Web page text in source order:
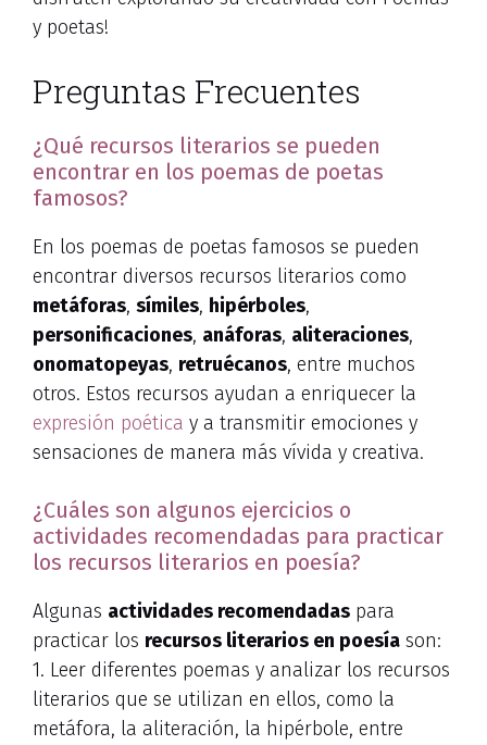
y poetas!
Preguntas Frecuentes
¿Qué recursos literarios se pueden
encontrar en los poemas de poetas
famosos?
En los poemas de poetas famosos se pueden
encontrar diversos recursos literarios como
metáforas, símiles, hipérboles,
personificaciones, anáforas, aliteraciones,
onomatopeyas, retruécanos, entre muchos
otros. Estos recursos ayudan a enriquecer la
expresión poética y a transmitir emociones y
sensaciones de manera más vívida y creativa.
¿Cuáles son algunos ejercicios o
actividades recomendadas para practicar
los recursos literarios en poesía?
Algunas actividades recomendadas para
practicar los recursos literarios en poesía son:
1. Leer diferentes poemas y analizar los recursos
literarios que se utilizan en ellos, como la
metáfora, la aliteración, la hipérbole, entre